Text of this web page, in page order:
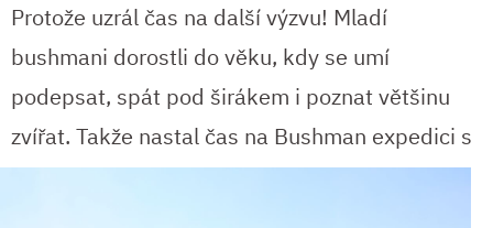
Protože uzrál čas na další výzvu! Mladí
bushmani dorostli do věku, kdy se umí
podepsat, spát pod širákem i poznat většinu
zvířat. Takže nastal čas na Bushman expedici s